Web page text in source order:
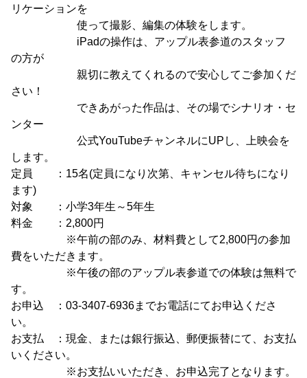
リケーションを
使って撮影、編集の体験をします。
iPadの操作は、アップル表参道のスタッフ
の方が
親切に教えてくれるので安心してご参加くだ
さい！
できあがった作品は、その場でシナリオ・セ
ンター
公式YouTubeチャンネルにUPし、上映会を
します。
定員 ：15名(定員になり次第、キャンセル待ちになり
ます)
対象 ：小学3年生～5年生
料金 ：2,800円
※午前の部のみ、材料費として2,800円の参加
費をいただきます。
※午後の部のアップル表参道での体験は無料で
す。
お申込 ：03-3407-6936までお電話にてお申込くださ
い。
お支払 ：現金、または銀行振込、郵便振替にて、お支払
いください。
※お支払いいただき、お申込完了となります。